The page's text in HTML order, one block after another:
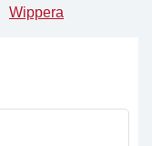
Wippera